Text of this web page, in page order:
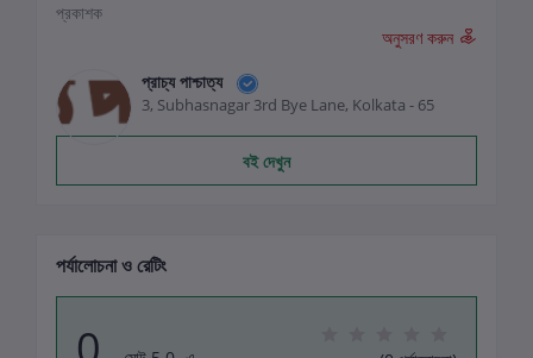
প্রকাশক
অনুসরণ করুন
প্রাচ্য পাশ্চাত্য
3, Subhasnagar 3rd Bye Lane, Kolkata - 65
বই দেখুন
পর্যালোচনা ও রেটিং